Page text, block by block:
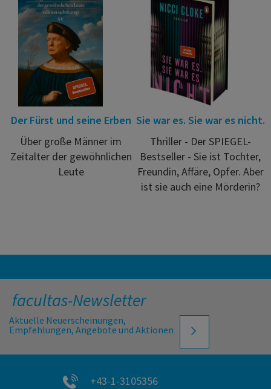
Der Fürst und seine Erben
Über große Männer im
Zeitalter der gewöhnlichen
Leute
Sie war es. Sie war es nicht.
Thriller - Der SPIEGEL-
Bestseller - Sie ist Tochter,
Freundin, Affäre, Opfer. Aber
ist sie auch eine Mörderin?
facultas-Newsletter
Aktuelle Neuerscheinungen,
Empfehlungen, Angebote und Aktionen
+43-1-3105356